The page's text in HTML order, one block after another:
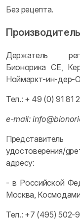
Без рецепта.
Производитель
Держатель
Бионорика СЕ,
Ноймаркт-ин-дер-
Тел.: + 49 (0) 91 81
e-mail:
Представитель
удостоверения/
адресу:
- в Российской
Москва,
Тел.: +7 (495) 502-